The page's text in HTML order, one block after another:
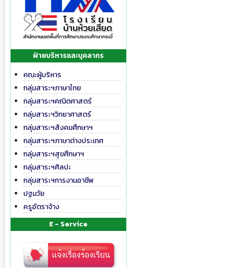
ฝ่ายบริหารและบุคลากร
คณะผู้บริหาร
กลุ่มสาระฯภาษาไทย
กลุ่มสาระฯคณิตศาสตร์
กลุ่มสาระฯวิทยาศาสตร์
กลุ่มสาระฯสังคมศึกษาฯ
กลุ่มสาระฯภาษาต่างประเทศ
กลุ่มสาระฯสุขศึกษาฯ
กลุ่มสาระฯศิลปะ
กลุ่มสาระฯการงานอาชีพ
ปฐมวัย
ครูอัตราจ้าง
E - Service